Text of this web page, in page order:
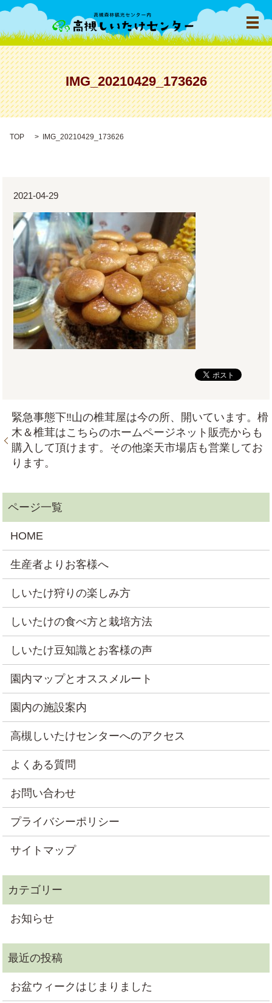
メ
IMG_20210429_173626
TOP IMG_20210429_173626
2021-04-29
緊急事態下‼山の椎茸屋は今の所、開いています。榾
木＆椎茸はこちらのホームページネット販売からも
購入して頂けます。その他楽天市場店も営業してお
ります。
HOME
生産者よりお客様へ
しいたけ狩りの楽しみ方
しいたけの食べ方と栽培方法
しいたけ豆知識とお客様の声
園内マップとオススメルート
園内の施設案内
高槻しいたけセンターへのアクセス
よくある質問
お問い合わせ
プライバシーポリシー
サイトマップ
お知らせ
お盆ウィークはじまりました